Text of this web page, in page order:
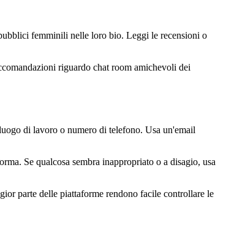
femminili nelle loro bio. Leggi le recensioni o
riguardo chat room amichevoli dei
di lavoro o numero di telefono. Usa un'email
Se qualcosa sembra inappropriato o a disagio, usa
parte delle piattaforme rendono facile controllare le